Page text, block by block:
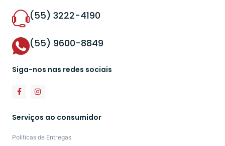
(55) 3222-4190
(55) 9600-8849
Siga-nos nas redes sociais
Serviços ao consumidor
Políticas de Entregas